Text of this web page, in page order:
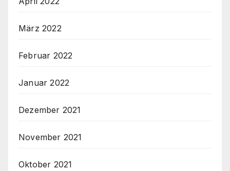
März 2022
Februar 2022
Januar 2022
Dezember 2021
November 2021
Oktober 2021